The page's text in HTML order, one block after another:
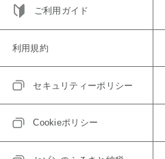
ご利用ガイド
利用規約
セキュリティーポリシー
Cookieポリシー